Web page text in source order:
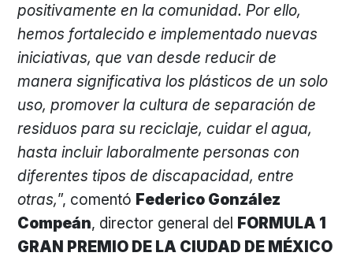
positivamente en la comunidad. Por ello,
hemos fortalecido e implementado nuevas
iniciativas, que van desde reducir de
manera significativa los plásticos de un solo
uso, promover la cultura de separación de
residuos para su reciclaje, cuidar el agua,
hasta incluir laboralmente personas con
diferentes tipos de discapacidad, entre
otras,”, comentó Federico González
Compeán, director general del FORMULA 1
GRAN PREMIO DE LA CIUDAD DE MÉXICO